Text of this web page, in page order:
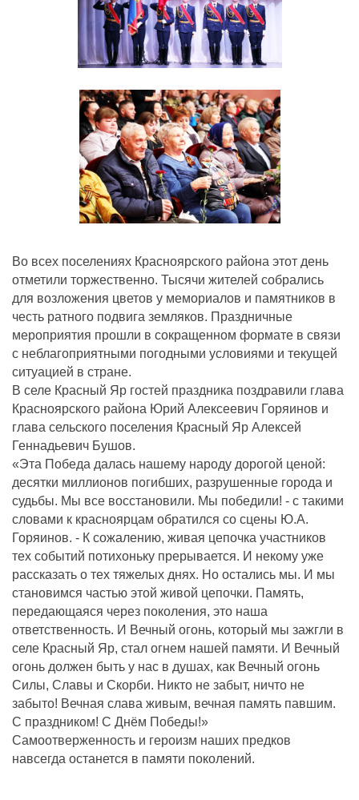
Во всех поселениях Красноярского района этот день
отметили торжественно. Тысячи жителей собрались
для возложения цветов у мемориалов и памятников в
честь ратного подвига земляков. Праздничные
мероприятия прошли в сокращенном формате в связи
с неблагоприятными погодными условиями и текущей
ситуацией в стране.
В селе Красный Яр гостей праздника поздравили глава
Красноярского района Юрий Алексеевич Горяинов и
глава сельского поселения Красный Яр Алексей
Геннадьевич Бушов.
«Эта Победа далась нашему народу дорогой ценой:
десятки миллионов погибших, разрушенные города и
судьбы. Мы все восстановили. Мы победили! - с такими
словами к красноярцам обратился со сцены Ю.А.
Горяинов. - К сожалению, живая цепочка участников
тех событий потихоньку прерывается. И некому уже
рассказать о тех тяжелых днях. Но остались мы. И мы
становимся частью этой живой цепочки. Память,
передающаяся через поколения, это наша
ответственность. И Вечный огонь, который мы зажгли в
селе Красный Яр, стал огнем нашей памяти. И Вечный
огонь должен быть у нас в душах, как Вечный огонь
Силы, Славы и Скорби. Никто не забыт, ничто не
забыто! Вечная слава живым, вечная память павшим.
С праздником! С Днём Победы!»
Самоотверженность и героизм наших предков
навсегда останется в памяти поколений.